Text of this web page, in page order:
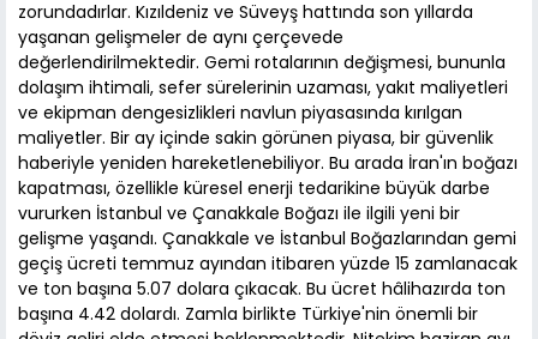
zorundadırlar. Kızıldeniz ve Süveyş hattında son yıllarda
yaşanan gelişmeler de aynı çerçevede
değerlendirilmektedir. Gemi rotalarının değişmesi, bununla
dolaşım ihtimali, sefer sürelerinin uzaması, yakıt maliyetleri
ve ekipman dengesizlikleri navlun piyasasında kırılgan
maliyetler. Bir ay içinde sakin görünen piyasa, bir güvenlik
haberiyle yeniden hareketlenebiliyor. Bu arada İran'ın boğazı
kapatması, özellikle küresel enerji tedarikine büyük darbe
vururken İstanbul ve Çanakkale Boğazı ile ilgili yeni bir
gelişme yaşandı. Çanakkale ve İstanbul Boğazlarından gemi
geçiş ücreti temmuz ayından itibaren yüzde 15 zamlanacak
ve ton başına 5.07 dolara çıkacak. Bu ücret hâlihazırda ton
başına 4.42 dolardı. Zamla birlikte Türkiye'nin önemli bir